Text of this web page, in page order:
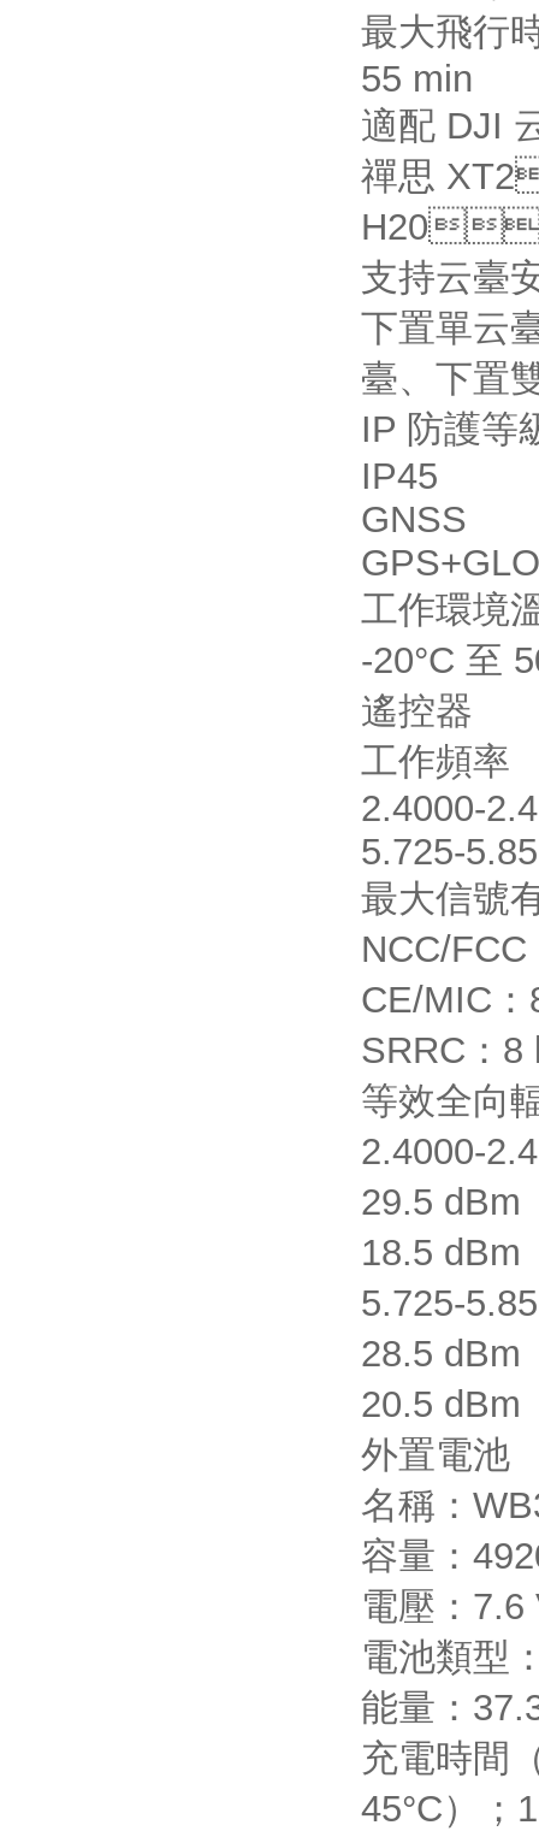
最大飛行
55 min
適配 DJI
禪思
H20
支持云臺
下置單云臺
臺、下
IP 防護等
IP45
GNSS
工作環境
-20°C 至
遙控器
工作頻率
2.4000-
5.725-
最大信號有
NCC/
CE/MIC
SRRC：8
等效全向
2.4000-
29.5 dBm
18.5 dBm
5.725-
28.5 dBm
20.5 dBm
外置電池
名稱：
容量：
電壓：7.6
電池類型
能量：
充電時間
45°C）